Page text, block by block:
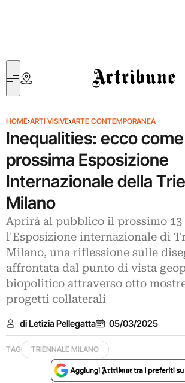
Artribune
HOME›ARTI VISIVE›ARTE CONTEMPORANEA
Inequalities: ecco
prossima Esposizione
Internazionale della
Milano
Aprirà al pubblico il prossimo 13
l'Esposizione internazionale di
Milano, una riflessione sulle
affrontata dal punto di vista
biopolitico attraverso otto
progetti collaterali
di Letizia Pellegatta 05/03/2025
TAG TRIENNALE MILANO